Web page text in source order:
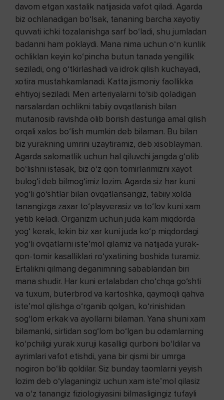
davom etgan xastalik natijasida vafot qiladi. Agarda
biz ochlanadigan bo‘lsak, tananing barcha xayotiy
quvvati ichki tozalanishga sarf bo‘ladi, shu jumladan
badanni ham poklaydi. Mana nima uchun o‘n kunlik
ochliklan keyin ko‘pincha butun tanada yengillik
seziladi, ong o‘tkirlashadi va idrok qilish kuchayadi,
xotira mustahkamlanadi. Katta jismoniy faollikka
ehtiyoj seziladi. Men arteriyalarni to‘sib qoladigan
narsalardan ochlikni tabiiy ovqatlanish bilan
mutanosib ravishda olib borish dasturiga amal qilish
orqali xalos bo‘lish mumkin deb bilaman. Bu bilan
biz yurakning umrini uzaytiramiz, deb xisoblayman.
Agarda salomatlik uchun hal qiluvchi jangda g‘olib
bo‘lishni istasak, biz o‘z qon tomirlarimizni xayot
bulog‘i deb bilmog‘imiz lozim. Agarda siz har kuni
yog‘li go‘shtlar bilan ovqatlansangiz, tabiiy xolda
tanangizga zaxar to‘playverasiz va to‘lov kuni xam
yetib keladi. Organizm uchun juda kam miqdorda
yog‘ kerak, lekin biz xar kuni juda ko‘p miqdordagi
yog‘li ovqatlarni iste’mol qilamiz va natijada yurak-
qon-tomir kasalliklari ro‘yxatining boshida turamiz.
Ertalikni qilmang deganimning sabablaridan biri
mana shudir. Har kuni ertalabdan cho‘chqa go‘shti
va tuxum, buterbrod va kartoshka, qaymoqli qahva
iste’mol qilishga o‘rganib qolgan, ko‘rinishidan
sog‘lom erkak va ayollarni bilaman. Yana shuni xam
bilamanki, sirtidan sog‘lom bo‘lgan bu odamlarning
ko‘pchiligi yurak xuruji kasalligi qurboni bo‘ldilar va
ayrimlari vafot etishdi, yana bir qismi bir umrga
nogiron bo‘lib qoldilar. Siz bunday taomlarni yeyish
lozim deb o‘ylaganingiz uchun xam iste’mol qilasiz
va o‘z tanangiz fiziologiyasini bilmasligingiz tufayli